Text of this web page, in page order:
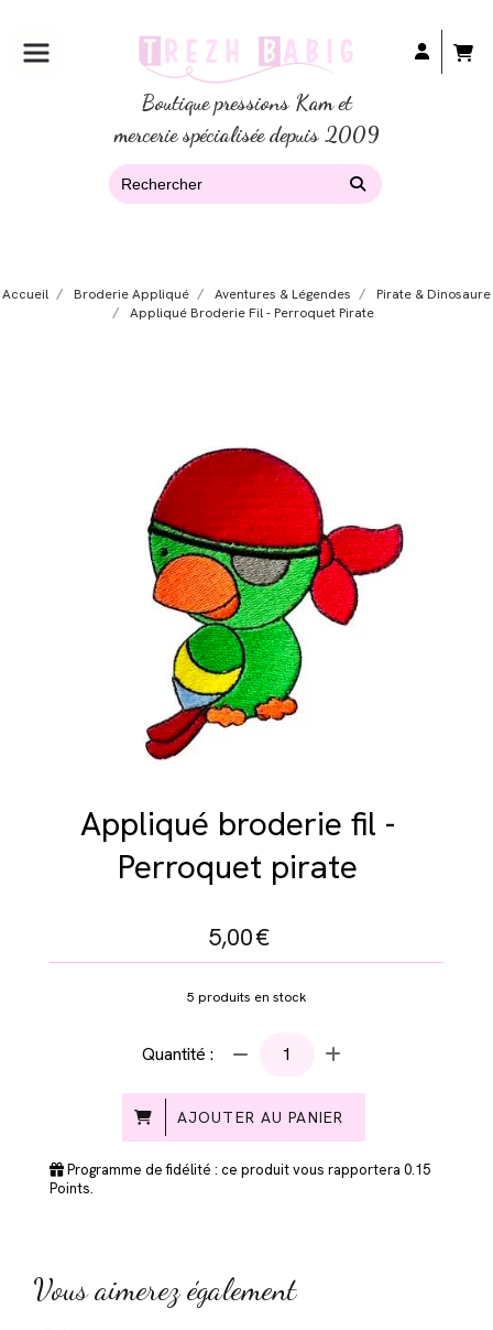
Boutique pressions Kam et
mercerie spécialisée depuis 2009
Accueil Broderie Appliqué Aventures & Légendes
Pirate & Dinosaure
Appliqué Broderie Fil - Perroquet Pirate
Appliqué broderie fil -
Perroquet pirate
5,00€
5 produits en stock
Quantité :
AJOUTER AU PANIER
Programme de fidélité : ce produit vous rapportera 0.15
Points.
Vous aimerez également